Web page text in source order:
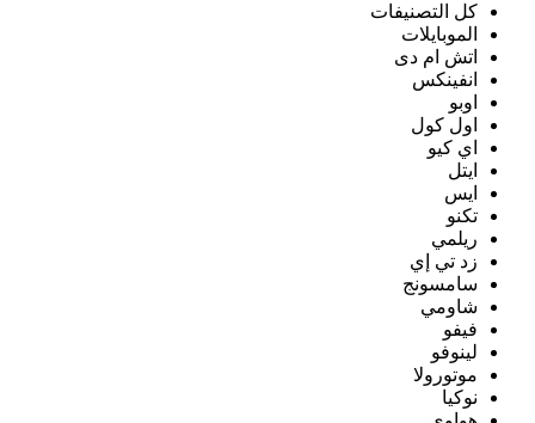
كل التصنيفات
الموبايلات
اتش ام دى
انفينكس
اوبو
اول كول
اي كيو
ايتل
ايس
تكنو
ريلمي
زد تي إي
سامسونج
شاومي
فيفو
لينوفو
موتورولا
نوكيا